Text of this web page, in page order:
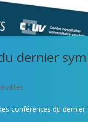
dernier
conférences du